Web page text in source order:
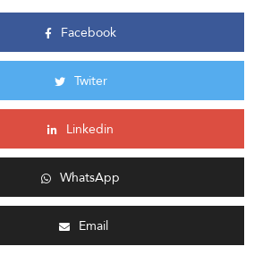
Facebook
Twiter
Linkedin
WhatsApp
Email